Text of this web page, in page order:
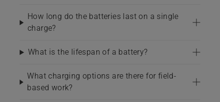
How long do the batteries last on a single
charge?
What is the lifespan of a battery?
What charging options are there for field-
based work?